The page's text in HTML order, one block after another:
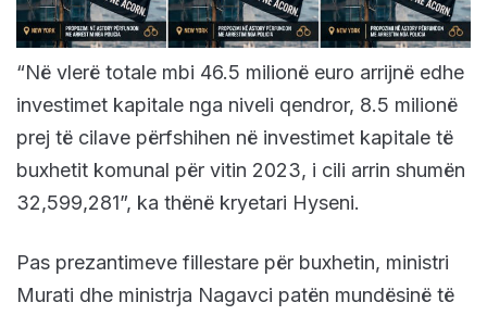
“Në vlerë totale mbi 46.5 milionë euro arrijnë edhe
investimet kapitale nga niveli qendror, 8.5 milionë
prej të cilave përfshihen në investimet kapitale të
buxhetit komunal për vitin 2023, i cili arrin shumën
32,599,281”, ka thënë kryetari Hyseni.
Pas prezantimeve fillestare për buxhetin, ministri
Murati dhe ministrja Nagavci patën mundësinë të